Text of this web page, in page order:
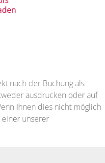
nach der Buchung als
ausdrucken oder auf
Ihnen dies nicht möglich
einer unserer